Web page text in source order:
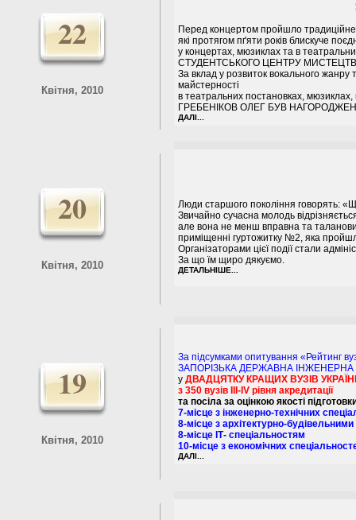
22
Квітня, 2010
Перед концертом пройшло
які протягом пґяти років блискуче
у концертах, мюзиклах та в
СТУДЕНТСЬКОГО ЦЕНТРУ МИСТЕЦТВ
За вклад у розвиток вокального жанру
майстерності
в театральних постановках, мюзиклах,
ГРЕБЕНІКОВ ОЛЕГ БУВ
ДАЛІ...
20
Квітня, 2010
Люди старшого покоління говорять:
Звичайно сучасна молодь
але вона не менш вправна та
приміщенні гуртожитку №2, яка
Організаторами цієї події стали
За що їм щиро дякуємо.
ДЕТАЛЬНІШЕ...
19
Квітня, 2010
За підсумками опитування «Рейтинг
ЗАПОРІЗЬКА ДЕРЖАВНА ІНЖЕНЕРНА
у ДВАДЦЯТКУ КРАЩИХ ВУЗІВ
з 350 вузів ІІІ-ІV рівня акредитації
та посіла за оцінкою якості
7-місце з інженерно-технічних
8-місце з архітектурно-
8-місце ІТ- спеціальностям
10-місце з економічних
ДАЛІ...